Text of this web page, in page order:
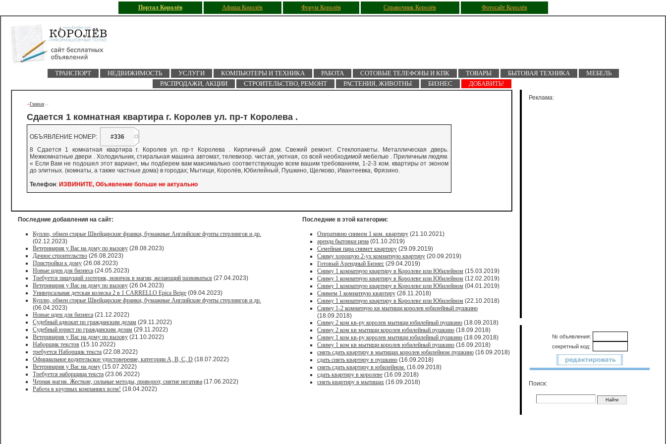
Портал Королёв Афиша Королёв Форум Королёв Справочник Королёв Фотосайт Королёв
ТРАНСПОРТ НЕДВИЖИМОСТЬ УСЛУГИ КОМПЬЮТЕРЫ И ТЕХНИКА РАБОТА СОТОВЫЕ ТЕЛЕФОНЫ И КПК ТОВАРЫ БЫТОВАЯ ТЕХНИКА
МЕБЕЛЬ
РАСПРОДАЖИ, АКЦИИ
СТРОИТЕЛЬСТВО, РЕМОНТ РАСТЕНИЯ, ЖИВОТНЫ БИЗНЕС ДОБАВИТЬ!
->Главная - -
Сдается 1 комнатная квартира г. Королев ул. пр-т Королева .
ОБЪЯВЛЕНИЕ НОМЕР:
#336
8 Сдается 1 комнатная квартира г. Королев ул. пр-т Королева . Кирпичный дом. Свежий ремонт. Стеклопакеты. Металлическая дверь.
Межкомнатные двери . Холодильник, стиральная машина автомат, телевизор. чистая, уютная, со всей необходимой мебелью . Приличным людям.
« Если Вам не подошел этот вариант, мы подберем вам максимально соответствующую всем вашим требованиям, 1-2-3 ком. квартиры от эконом
до элитных. (комнаты, а также частные дома) в городах; Мытищи, Королёв, Юбилейный, Пушкино, Щелково, Ивантеевка, Фрязино.
Телефон: ИЗВИНИТЕ, Объявление больше не актуально
Последние добавления на сайт:
Куплю, обмен старые Швейцарские франки, бумажные Английские фунты стерлингов и др.
(02.12.2023)
Ветеринария у Вас на дому по вызову (28.08.2023)
Дачное строительство (26.08.2023)
Пристройки к дому (26.08.2023)
Новые идеи для бизнеса (24.05.2023)
Требуется пишущий эзотерик, новичок в магии, желающий развиваться (27.04.2023)
Ветеринария у Вас на дому по вызову (26.04.2023)
Универсальная детская коляска 2 в 1 CARRELLO Epica Beige (09.04.2023)
Куплю, обмен старые Швейцарские франки, бумажные Английские фунты стерлингов и др.
(06.04.2023)
Новые идеи для бизнеса (21.12.2022)
Судебный адвокат по гражданским делам (29.11.2022)
Судебный юрист по гражданским делам (29.11.2022)
Ветеринария у Вас на дому по вызову (21.10.2022)
Наборщик текстов (15.10.2022)
требуется Наборщик текста (22.08.2022)
Официальное водительское удостоверение, категории A, B, C, D (18.07.2022)
Ветеринария у Вас на дому (15.07.2022)
Требуется наборщица текста (23.06.2022)
Черная магия. Жесткие, сильные методы, приворот, снятие негатива (17.06.2022)
Работа в крупных компаниях всем! (18.04.2022)
Последние в этой категории:
Оперативно снимем 1 ком. квартиру (21.10.2021)
аренда бытовки цена (01.10.2019)
Семейная пара снимет квартиру (29.09.2019)
Сниму хорошую 2-ух комнатную квартиру (20.09.2019)
Готовый Арендный Бизнес (29.04.2019)
Сниму 1 комнатную квартиру в Королеве или Юбилейном (15.03.2019)
Сниму 1 комнатную квартиру в Королеве или Юбилейном (12.02.2019)
Сниму 1 комнатную квартиру в Королеве или Юбилейном (04.01.2019)
Снимем 1 комнатную квартиру (28.11.2018)
Сниму 1 комнатную квартиру в Королеве или Юбилейном (22.10.2018)
Сниму 1-2 комнатную кв мытищи королев юбилейный пушкино
(18.09.2018)
Сниму 2 ком кв-ру королев мытищи юбилейный пушкино (18.09.2018)
Сниму 2 ком кв мытищи королев юбилейный пушкино (18.09.2018)
Сниму 1 ком кв-ру королев мытищи юбилейный пушкино (18.09.2018)
Сниму 1 ком кв мытищи королев юбилейный пушкино (16.09.2018)
снять сдать квартиру в мытищах королев юбилейном пушкино (16.09.2018)
сдать снять квартиру в пушкино (16.09.2018)
снять сдать квартиру в юбилейном. (16.09.2018)
сдать квартиру в королеве (16.09.2018)
снять квартиру в мытищах (16.09.2018)
Реклама:
№ объявления:
секретный код:
Поиск: